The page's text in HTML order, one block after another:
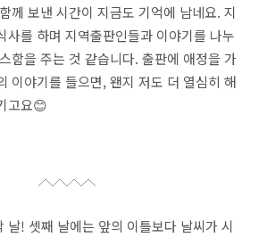
께 보낸 시간이 지금도 기억에 남네요. 지
사를 하며 지역출판인들과 이야기를 나누
함을 주는 것 같습니다. 출판에 애정을 가
이야기를 들으면, 왠지 저도 더 열심히 해
고요😊
날! 셋째 날에는 앞의 이틀보다 날씨가 시